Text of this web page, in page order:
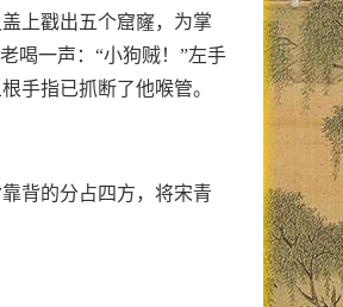
上戳出五个窟窿，为掌
喝一声：“小狗贼！”左手
手指已抓断了他喉管。
背的分占四方，将宋青